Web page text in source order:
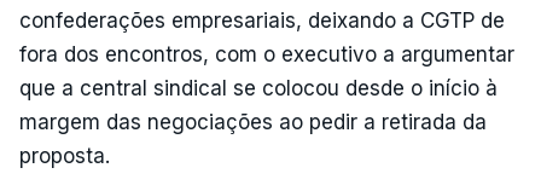
confederações empresariais, deixando a CGTP de
fora dos encontros, com o executivo a argumentar
que a central sindical se colocou desde o início à
margem das negociações ao pedir a retirada da
proposta.